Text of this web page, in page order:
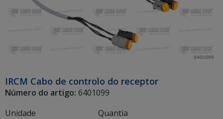
IRCM Cabo de controlo do receptor
Número do artigo: 6401099
Unidade
Quantia